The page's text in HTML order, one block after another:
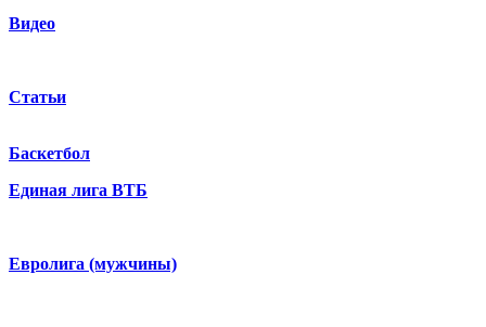
Видео
Статьи
Баскетбол
Единая лига ВТБ
Евролига (мужчины)